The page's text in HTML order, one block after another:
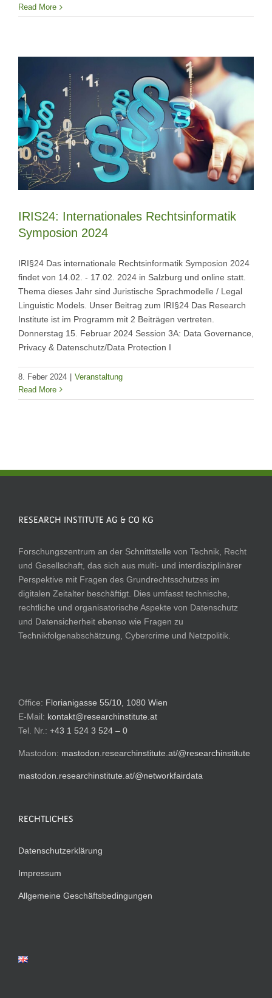
Read More
IRIS24: Internationales Rechtsinformatik
Symposion 2024
IRI§24 Das internationale Rechtsinformatik Symposion 2024
findet von 14.02. - 17.02. 2024 in Salzburg und online statt.
Thema dieses Jahr sind Juristische Sprachmodelle / Legal
Linguistic Models. Unser Beitrag zum IRI§24 Das Research
Institute ist im Programm mit 2 Beiträgen vertreten.
Donnerstag 15. Februar 2024 Session 3A: Data Governance,
Privacy & Datenschutz/Data Protection I
8. Feber 2024 | Veranstaltung
Read More
RESEARCH INSTITUTE AG & CO KG
Forschungszentrum an der Schnittstelle von Technik, Recht
und Gesellschaft, das sich aus multi- und interdisziplinärer
Perspektive mit Fragen des Grundrechtsschutzes im
digitalen Zeitalter beschäftigt. Dies umfasst technische,
rechtliche und organisatorische Aspekte von Datenschutz
und Datensicherheit ebenso wie Fragen zu
Technikfolgenabschätzung, Cybercrime und Netzpolitik.
Office: Florianigasse 55/10, 1080 Wien
E-Mail: kontakt@researchinstitute.at
Tel. Nr.: +43 1 524 3 524 – 0
Mastodon: mastodon.researchinstitute.at/@researchinstitute
mastodon.researchinstitute.at/@networkfairdata
RECHTLICHES
Datenschutzerklärung
Impressum
Allgemeine Geschäftsbedingungen